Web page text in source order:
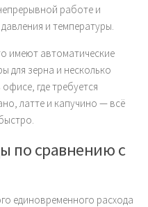
работе и
и температуры.
имеют автоматические
для зерна и несколько
где требуется
латте и капучино — всё
по сравнению с
единовременного расхода